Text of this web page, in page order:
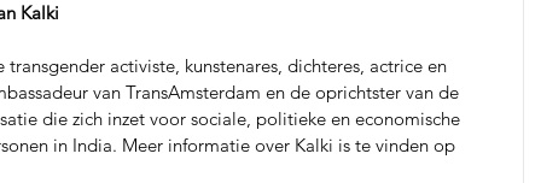
Kalki
activiste, kunstenares, dichteres, actrice en
van TransAmsterdam en de oprichtster van de
die zich inzet voor sociale, politieke en economische
in India. Meer informatie over Kalki is te vinden op